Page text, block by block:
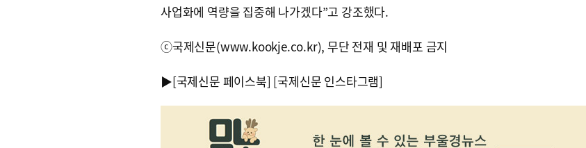
사업화에 역량을 집중해 나가겠다”고 강조했다.
ⓒ국제신문(www.kookje.co.kr), 무단 전재 및 재배포 금지
▶[국제신문 페이스북] [국제신문 인스타그램]